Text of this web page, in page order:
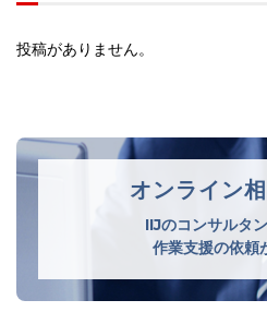
投稿がありません。
オンライン
IIJのコンサルタ
作業支援の依頼